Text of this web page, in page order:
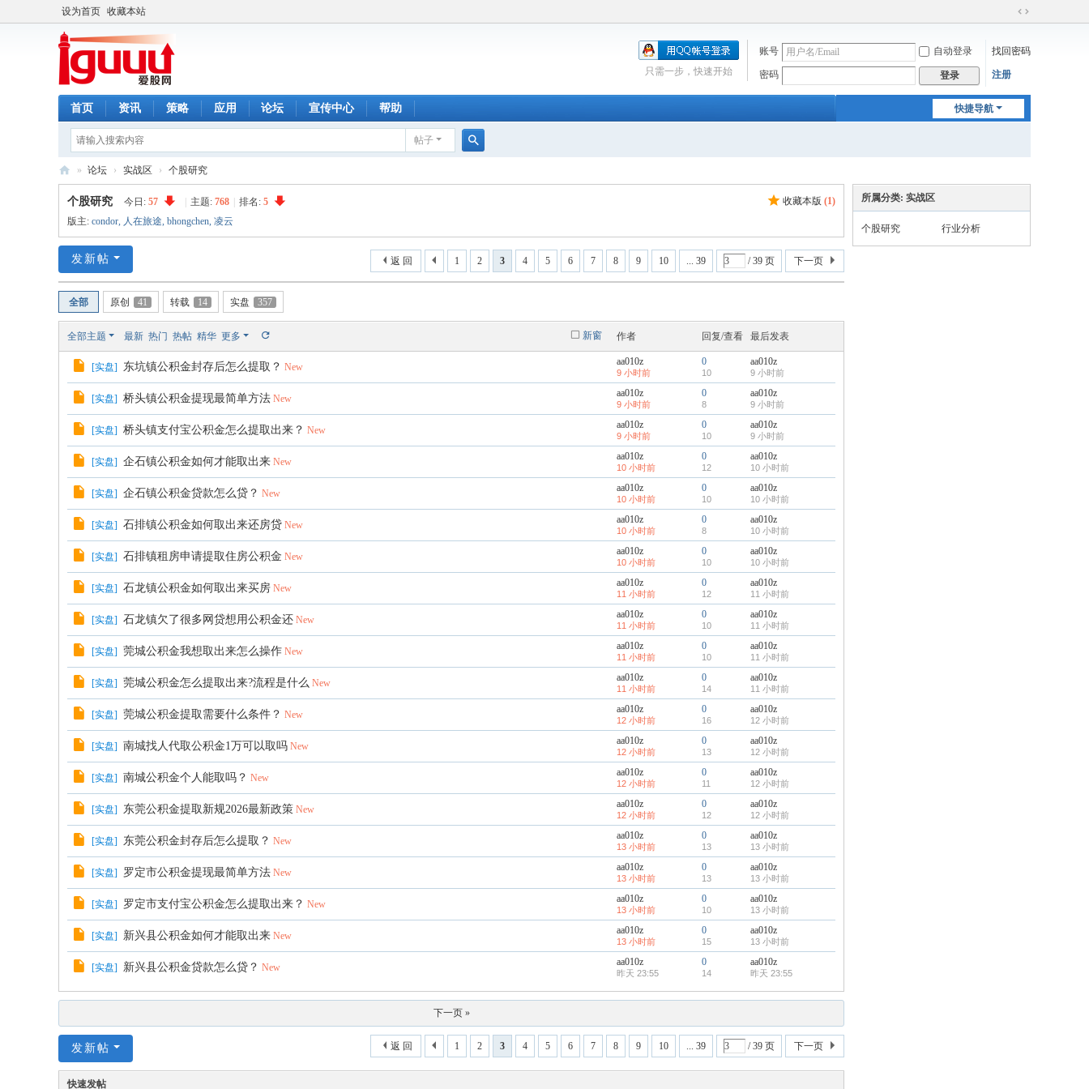
设为首页 收藏本站
切
到
账号 自动登录 找回密码
密码 登录 注册
只需一步，快速开始
快捷导航
首页 资讯 策略 应用 论坛 宣传中心 帮助
帖子
索
股
网
» 论坛 › 实战区 › 个股研究
收藏本版 (1)
个股研究 今日: 57 主题: 768 排名: 5
版主: condor, 人在旅途, bhongchen, 凌云
1 2 3 4 5 6 7 8 9 10 ... 39 / 39 页 下一页
返 回
发新帖
全部 原创 41 转载 14 实盘 357
新窗
全部主题 最新 热门 热帖 精华 更多 作者 回复/查看 最后发表
[实盘] 东坑镇公积金封存后怎么提取？ New aa010z
9 小时前
0
10
aa010z
9 小时前
[实盘] 桥头镇公积金提现最简单方法 New aa010z
9 小时前
0
8
aa010z
9 小时前
[实盘] 桥头镇支付宝公积金怎么提取出来？ New aa010z
9 小时前
0
10
aa010z
9 小时前
[实盘] 企石镇公积金如何才能取出来 New aa010z
10 小时前
0
12
aa010z
10 小时前
[实盘] 企石镇公积金贷款怎么贷？ New aa010z
10 小时前
0
10
aa010z
10 小时前
[实盘] 石排镇公积金如何取出来还房贷 New aa010z
10 小时前
0
8
aa010z
10 小时前
[实盘] 石排镇租房申请提取住房公积金 New aa010z
10 小时前
0
10
aa010z
10 小时前
[实盘] 石龙镇公积金如何取出来买房 New aa010z
11 小时前
0
12
aa010z
11 小时前
[实盘] 石龙镇欠了很多网贷想用公积金还 New aa010z
11 小时前
0
10
aa010z
11 小时前
[实盘] 莞城公积金我想取出来怎么操作 New aa010z
11 小时前
0
10
aa010z
11 小时前
[实盘] 莞城公积金怎么提取出来?流程是什么 New aa010z
11 小时前
0
14
aa010z
11 小时前
[实盘] 莞城公积金提取需要什么条件？ New aa010z
12 小时前
0
16
aa010z
12 小时前
[实盘] 南城找人代取公积金1万可以取吗 New aa010z
12 小时前
0
13
aa010z
12 小时前
[实盘] 南城公积金个人能取吗？ New aa010z
12 小时前
0
11
aa010z
12 小时前
[实盘] 东莞公积金提取新规2026最新政策 New aa010z
12 小时前
0
12
aa010z
12 小时前
[实盘] 东莞公积金封存后怎么提取？ New aa010z
13 小时前
0
13
aa010z
13 小时前
[实盘] 罗定市公积金提现最简单方法 New aa010z
13 小时前
0
13
aa010z
13 小时前
[实盘] 罗定市支付宝公积金怎么提取出来？ New aa010z
13 小时前
0
10
aa010z
13 小时前
[实盘] 新兴县公积金如何才能取出来 New aa010z
13 小时前
0
15
aa010z
13 小时前
[实盘] 新兴县公积金贷款怎么贷？ New aa010z
昨天 23:55
0
14
aa010z
昨天 23:55
下一页 »
1 2 3 4 5 6 7 8 9 10 ... 39 / 39 页 下一页
返 回
发新帖
快速发帖
所属分类: 实战区
个股研究 行业分析